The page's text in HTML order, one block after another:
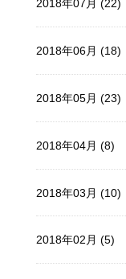
2018年07月 (22)
2018年06月 (18)
2018年05月 (23)
2018年04月 (8)
2018年03月 (10)
2018年02月 (5)